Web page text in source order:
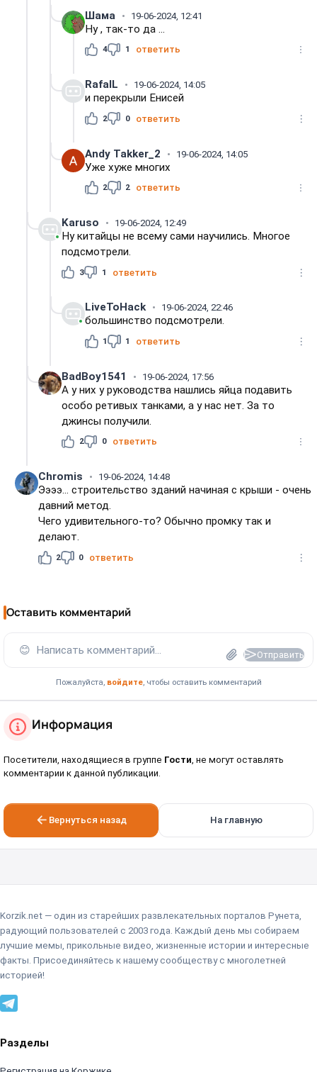
Шама 19-06-2024, 12:41
Ну , так-то да ...
4 1 ответить
RafalL 19-06-2024, 14:05
и перекрыли Енисей
2 0 ответить
Andy Takker_2 19-06-2024, 14:05
Уже хуже многих
2 2 ответить
Karuso 19-06-2024, 12:49
Ну китайцы не всему сами научились. Многое
подсмотрели.
3 1 ответить
LiveToHack 19-06-2024, 22:46
большинство подсмотрели.
1 1 ответить
BadBoy1541 19-06-2024, 17:56
А у них у руководства нашлись яйца подавить
особо ретивых танками, а у нас нет. За то
джинсы получили.
2 0 ответить
Chromis 19-06-2024, 14:48
Ээээ... строительство зданий начиная с крыши - очень
давний метод.
Чего удивительного-то? Обычно промку так и
делают.
2 0 ответить
Оставить комментарий
😊 Написать комментарий... Отправить
Пожалуйста, войдите, чтобы оставить комментарий
Информация
Посетители, находящиеся в группе Гости , не могут оставлять
комментарии к данной публикации.
Вернуться назад На главную
Korzik.net — один из старейших развлекательных порталов Рунета,
радующий пользователей с 2003 года. Каждый день мы собираем
лучшие мемы, прикольные видео, жизненные истории и интересные
факты. Присоединяйтесь к нашему сообществу с многолетней
историей!
Разделы